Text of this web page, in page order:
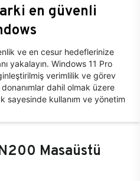
en güvenli
ve en cesur hedeflerinize
yakalayın. Windows 11 Pro
verimlilik ve görev
dahil olmak üzere
sayesinde kullanım ve yönetim
Masaüstü